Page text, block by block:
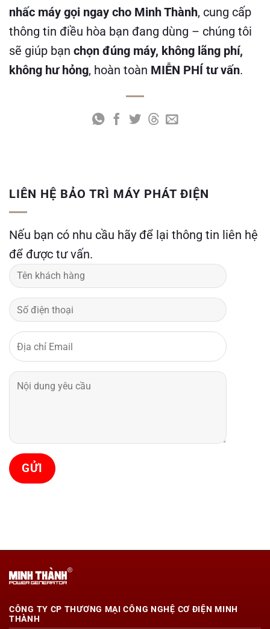
nhấc máy gọi ngay cho Minh Thành, cung cấp
thông tin điều hòa bạn đang dùng – chúng tôi
sẽ giúp bạn chọn đúng máy, không lãng phí,
không hư hỏng, hoàn toàn MIỄN PHÍ tư vấn.
LIÊN HỆ BẢO TRÌ MÁY PHÁT ĐIỆN
Nếu bạn có nhu cầu hãy để lại thông tin liên hệ
để được tư vấn.
CÔNG TY CP THƯƠNG MẠI CÔNG NGHỆ CƠ ĐIỆN MINH
THÀNH